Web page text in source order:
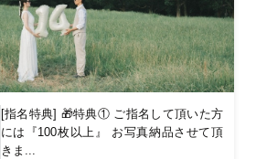
[指名特典] 🎁特典① ご指名して頂いた方
には『100枚以上』 お写真納品させて頂
きま...